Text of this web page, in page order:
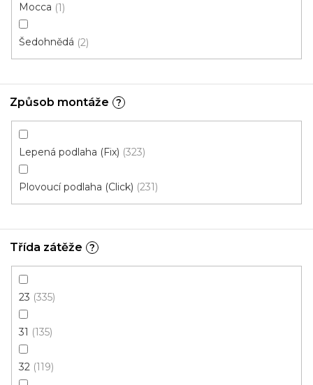
Mocca 1
Šedohnědá 2
Způsob montáže ?
Lepená podlaha (Fix) 323
Plovoucí podlaha (Click) 231
Třída zátěže ?
23 335
31 135
32 119
459 Kč
Top poměr cena/kvalita
Cenový hit